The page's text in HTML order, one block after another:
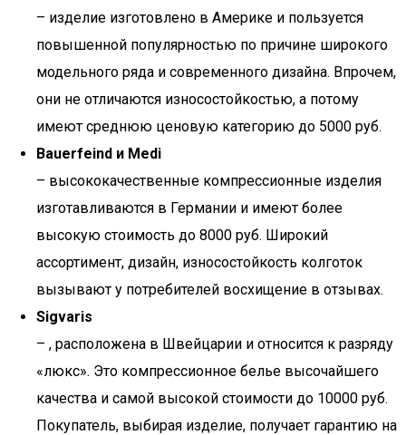
– изделие изготовлено в Америке и пользуется
повышенной популярностью по причине широкого
модельного ряда и современного дизайна. Впрочем,
они не отличаются износостойкостью, а потому
имеют среднюю ценовую категорию до 5000 руб.
Bauerfeind и Medi
– высококачественные компрессионные изделия
изготавливаются в Германии и имеют более
высокую стоимость до 8000 руб. Широкий
ассортимент, дизайн, износостойкость колготок
вызывают у потребителей восхищение в отзывах.
Sigvaris
– , расположена в Швейцарии и относится к разряду
«люкс». Это компрессионное белье высочайшего
качества и самой высокой стоимости до 10000 руб.
Покупатель, выбирая изделие, получает гарантию на